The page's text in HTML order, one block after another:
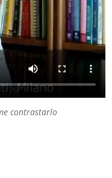
contrastarlo